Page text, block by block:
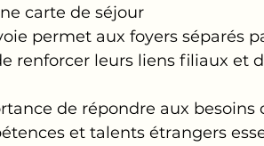
carte de séjour
permet aux foyers séparés
renforcer leurs liens filiaux et
de répondre aux
et talents étrangers